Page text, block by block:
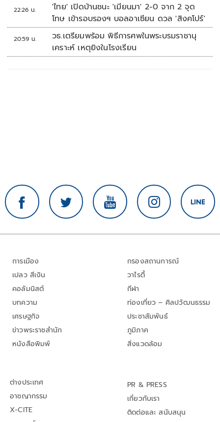
22:26 น.
'ไทย' เปิดบ้านชนะ 'เมียนมา' 2-0 จาก 2 จุด
โทษ เข้ารอบรองฯ บอลอาเซียน ดวล 'สิงคโปร์'
20:59 น.
วธ.เตรียมพร้อม พิธีการศพในพระบรมราชานุ
เคราะห์ เหตุยิงในโรงเรียน
การเมือง
เปลว สีเงิน
คอลัมนิสต์
บทความ
เศรษฐกิจ
ข่าวพระราชสำนัก
หนังสือพิมพ์
กรองสถานการณ์
วาไรตี้
กีฬา
ท่องเที่ยว – ศิลปวัฒนธรรม
ประชาสัมพันธ์
ภูมิภาค
สิ่งแวดล้อม
ต่างประเทศ
อาชญากรรม
X-CITE
PR & PRESS
เกี่ยวกับเรา
ติดต่อและ สนับสนุน